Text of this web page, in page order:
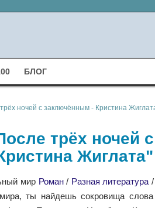
БЛОГ
ночей с заключённым - Кристина
трёх ночей
Жиглата"
мир Роман/ Разная литература /
ты найдешь сокровища слова